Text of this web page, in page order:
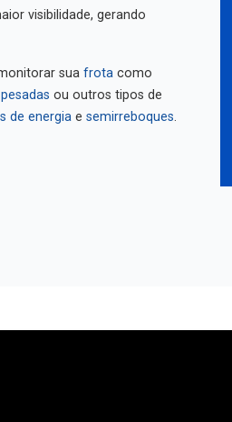
visibilidade, gerando
sua frota como
ou outros tipos de
de energia e semirreboques